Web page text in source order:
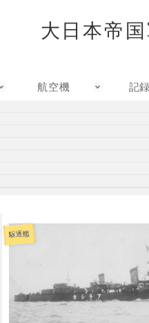
大日本帝
航空機 記
駆逐艦